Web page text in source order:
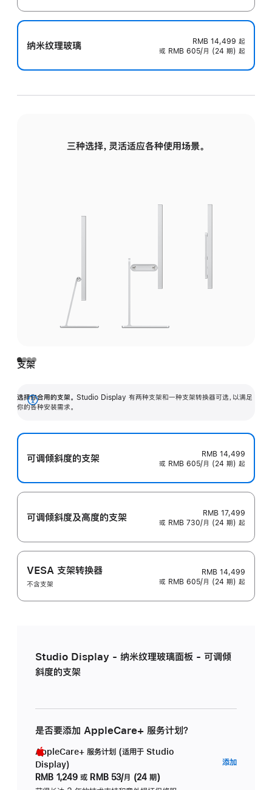
纳米纹理玻璃 RMB 14,499 起
或 RMB 605/月 (24 期) 起
三种选择，灵活适应各种使用场景。
支架
选择你合用的支架。 Studio Display 有两种支架和一种支架转换器可选，以满足
你的各种安装需求。
展
可调倾斜度的支架
RMB 14,499
或 RMB 605/月 (24 期) 起
可调倾斜度及高‍度的支‍架
RMB 17,499
或 RMB 730/月 (24 期) 起
VESA 支架转换器
不含支架
RMB 14,499
或 RMB 605/月 (24 期) 起
Studio Display - 纳米纹理玻璃面板 - 可调倾
斜度的支架
是否要添加 AppleCare+ 服务计划？
AppleCare+ 服务计划 (适用于 Studio
Display)
RMB 1,249 或 RMB 53/月 (24 期)
添加